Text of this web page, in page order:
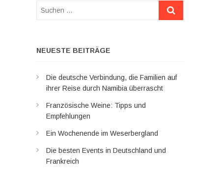
Suchen
NEUESTE BEITRÄGE
Die deutsche Verbindung, die Familien auf
ihrer Reise durch Namibia überrascht
Französische Weine: Tipps und
Empfehlungen
Ein Wochenende im Weserbergland
Die besten Events in Deutschland und
Frankreich